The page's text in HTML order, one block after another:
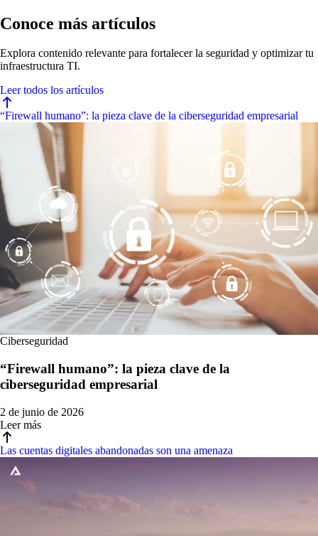
Conoce más artículos
Explora contenido relevante para fortalecer la seguridad y optimizar tu
infraestructura TI.
Leer todos los artículos
“Firewall humano”: la pieza clave de la ciberseguridad empresarial
Ciberseguridad
“Firewall humano”: la pieza clave de la
ciberseguridad empresarial
2 de junio de 2026
Leer más
Las cuentas digitales abandonadas son una amenaza